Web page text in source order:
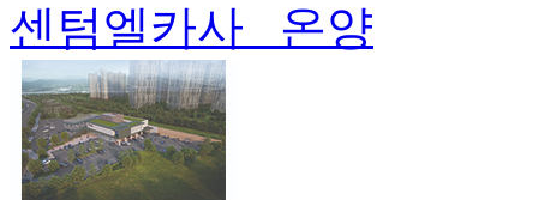
센텀엘카사 _온양